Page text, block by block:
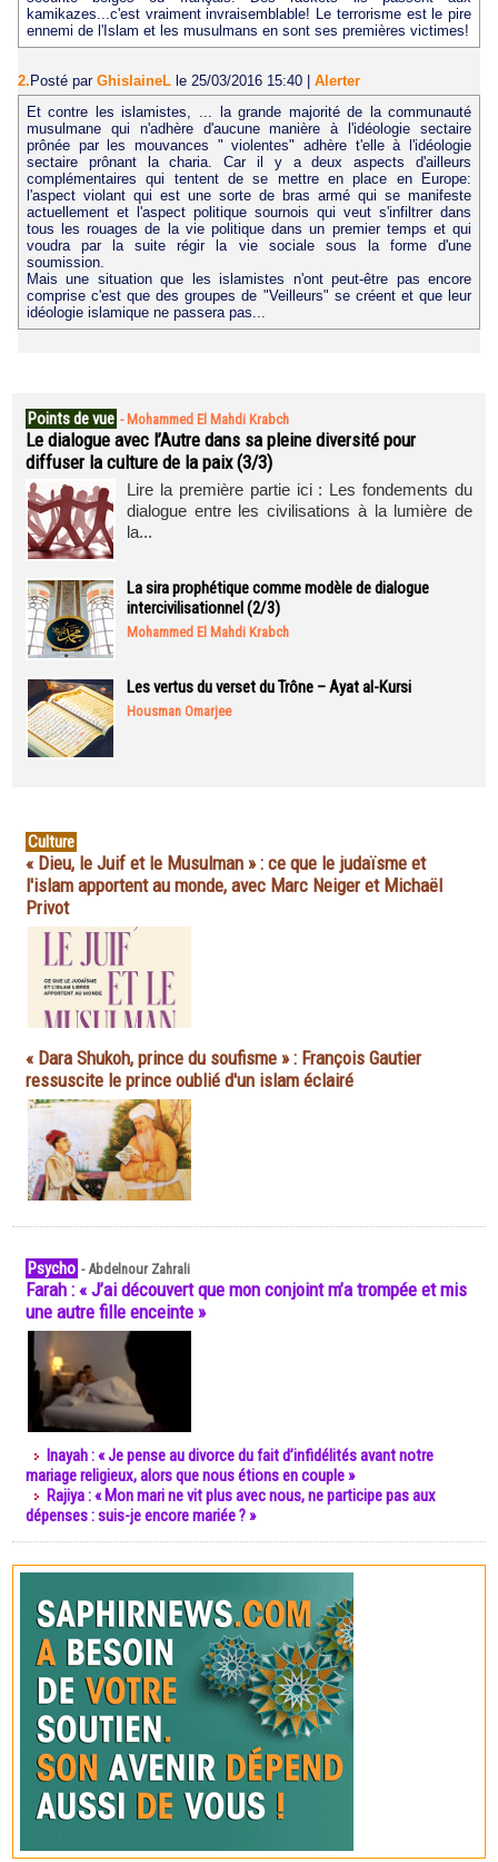
kamikazes...c'est vraiment invraisemblable! Le terrorisme est le pire
ennemi de l'Islam et les musulmans en sont ses premières victimes!
2. Posté par GhislaineL le 25/03/2016 15:40
Alerter
Et contre les islamistes, ... la grande majorité de la communauté
musulmane qui n'adhère d'aucune manière à l'idéologie sectaire
prônée par les mouvances " violentes" adhère t'elle à l'idéologie
sectaire prônant la charia. Car il y a deux aspects d'ailleurs
complémentaires qui tentent de se mettre en place en Europe:
l'aspect violant qui est une sorte de bras armé qui se manifeste
actuellement et l'aspect politique sournois qui veut s'infiltrer dans
tous les rouages de la vie politique dans un premier temps et qui
voudra par la suite régir la vie sociale sous la forme d'une
soumission.
Mais une situation que les islamistes n'ont peut-être pas encore
comprise c'est que des groupes de "Veilleurs" se créent et que leur
idéologie islamique ne passera pas...
Points de vue - Mohammed El Mahdi Krabch
Le dialogue avec l’Autre dans sa pleine diversité pour
diffuser la culture de la paix (3/3)
Lire la première partie ici : Les fondements du
dialogue entre les civilisations à la lumière de
la...
La sira prophétique comme modèle de dialogue
intercivilisationnel (2/3)
Mohammed El Mahdi Krabch
Les vertus du verset du Trône – Ayat al-Kursi
Housman Omarjee
Culture
« Dieu, le Juif et le Musulman » : ce que le judaïsme et
l'islam apportent au monde, avec Marc Neiger et Michaël
Privot
« Dara Shukoh, prince du soufisme » : François Gautier
ressuscite le prince oublié d'un islam éclairé
Psycho -Abdelnour Zahrali
Farah : « J’ai découvert que mon conjoint m’a trompée et mis
une autre fille enceinte »
Inayah : « Je pense au divorce du fait d’infidélités avant notre
mariage religieux, alors que nous étions en couple »
Rajiya : « Mon mari ne vit plus avec nous, ne participe pas aux
dépenses : suis-je encore mariée ? »